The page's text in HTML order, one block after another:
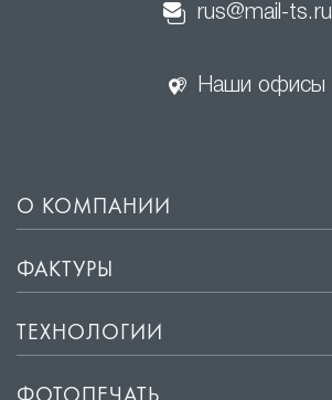
rus@mail-ts.ru
Наши офисы
О КОМПАНИИ
ФАКТУРЫ
ТЕХНОЛОГИИ